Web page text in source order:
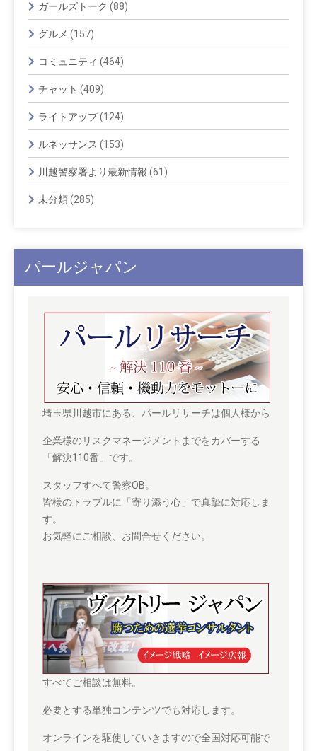
ガールズトーク (88)
グルメ (157)
コミュニティ (464)
チャット (409)
ライトアップ(124)
ルネッサンス (153)
川越警察署より最新情報 (61)
未分類(285)
パールジャパン
埼玉県川越市にある、パールリサーチは個人様から
企業様のリスクマネージメントまでをカバーする
「解決110番」です。
スタッフすべて警察OB。
皆様のトラブルに「寄り添う心」で真摯に対応しま
す。
お気軽にご相談、お問合せください。
すべてご相談は無料。
必要とする単独コンテンツでも対応します。
オンラインを駆使していきますので全国対応可能で